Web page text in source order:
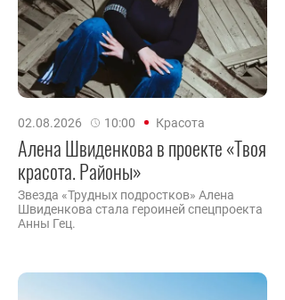
02.08.2026 10:00 Красота
Алена Швиденкова в проекте «Твоя
красота. Районы»
Звезда «Трудных подростков» Алена
Швиденкова стала героиней спецпроекта
Анны Гец.